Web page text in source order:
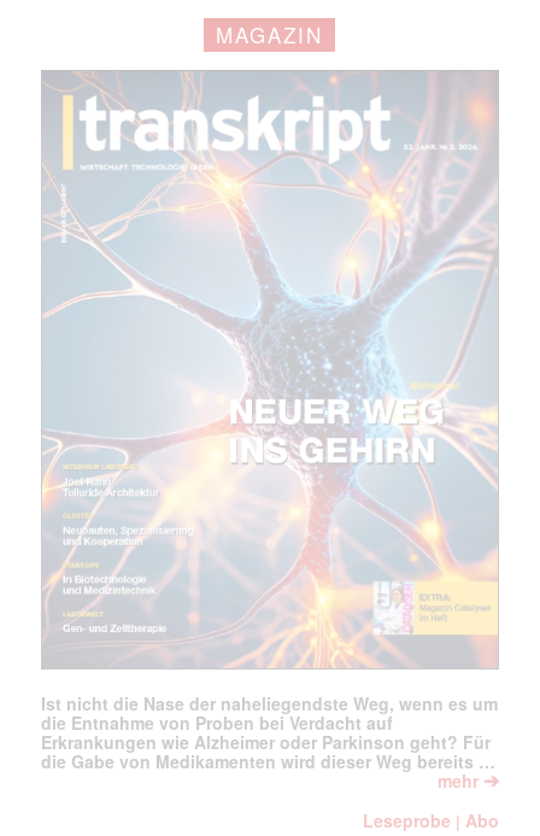
jede Woche aktuell informiert.
E-
Mail
(erforderlich)
MAGAZIN
Ist nicht die Nase der naheliegendste Weg, wenn es um
die Entnahme von Proben bei Verdacht auf
Erkrankungen wie Alzheimer oder Parkinson geht? Für
die Gabe von Medikamenten wird dieser Weg bereits …
mehr ➔
Leseprobe |Abo